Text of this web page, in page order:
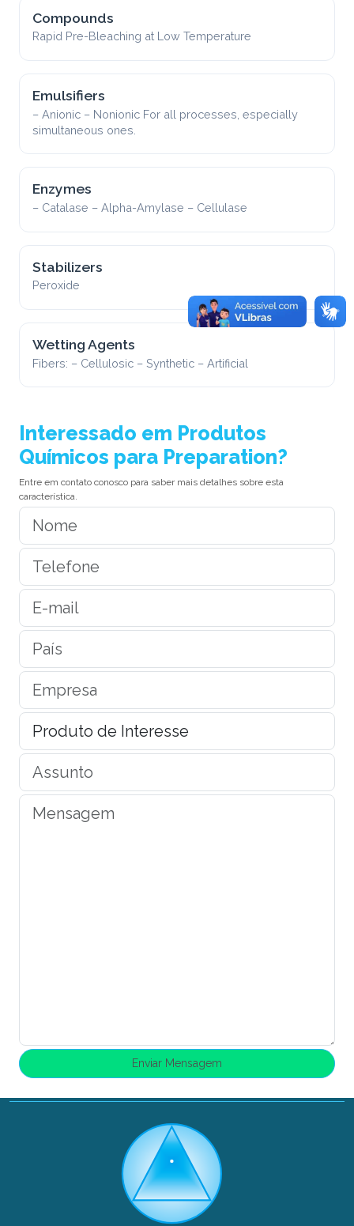
Compounds
Rapid Pre-Bleaching at Low Temperature
Emulsifiers
– Anionic – Nonionic For all processes, especially
simultaneous ones.
Enzymes
– Catalase – Alpha-Amylase – Cellulase
Stabilizers
Peroxide
Wetting Agents
Fibers: – Cellulosic – Synthetic – Artificial
Interessado em Produtos
Químicos para Preparation?
Entre em contato conosco para saber mais detalhes sobre esta
característica.